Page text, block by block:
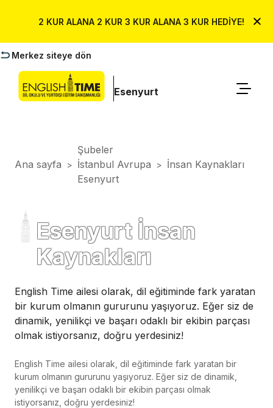
2 KUR ALANA 2 KUR 3 KUR ALANA 3 KUR HEDİYE!
Merkez siteye dön
Esenyurt
Ana sayfa >
Şubeler
İstanbul Avrupa
Esenyurt
> İnsan Kaynakları
Esenyurt İnsan
Kaynakları
English Time ailesi olarak, dil eğitiminde fark yaratan
bir kurum olmanın gururunu yaşıyoruz. Eğer siz de
dinamik, yenilikçi ve başarı odaklı bir ekibin parçası
olmak istiyorsanız, doğru yerdesiniz!
English Time ailesi olarak, dil eğitiminde fark yaratan bir
kurum olmanın gururunu yaşıyoruz. Eğer siz de dinamik,
yenilikçi ve başarı odaklı bir ekibin parçası olmak
istiyorsanız, doğru yerdesiniz!